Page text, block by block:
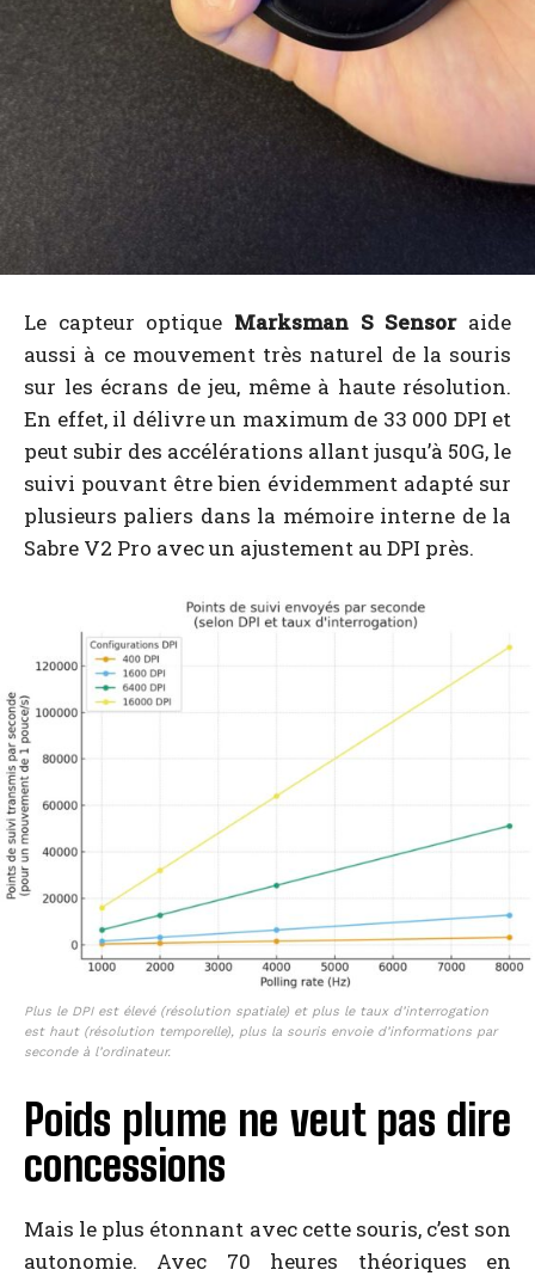
Le capteur optique Marksman S Sensoraide
aussi à ce mouvement très naturel de la souris
sur les écrans de jeu, même à haute résolution.
En effet, il délivre un maximum de 33 000 DPI et
peut subir des accélérations allant jusqu’à 50G, le
suivi pouvant être bien évidemment adapté sur
plusieurs paliers dans la mémoire interne de la
Sabre V2 Pro avec un ajustement au DPI près.
Plus le DPI est élevé (résolution spatiale) et plus le taux d’interrogation
est haut (résolution temporelle), plus la souris envoie d’informations par
seconde à l’ordinateur.
Poids plume ne veut pas dire
concessions
Mais le plus étonnant avec cette souris, c’est son
autonomie. Avec 70 heures théoriques en